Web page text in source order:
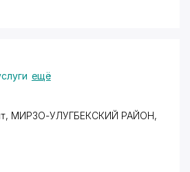
ещё
МИРЗО-УЛУГБЕКСКИЙ РАЙОН,